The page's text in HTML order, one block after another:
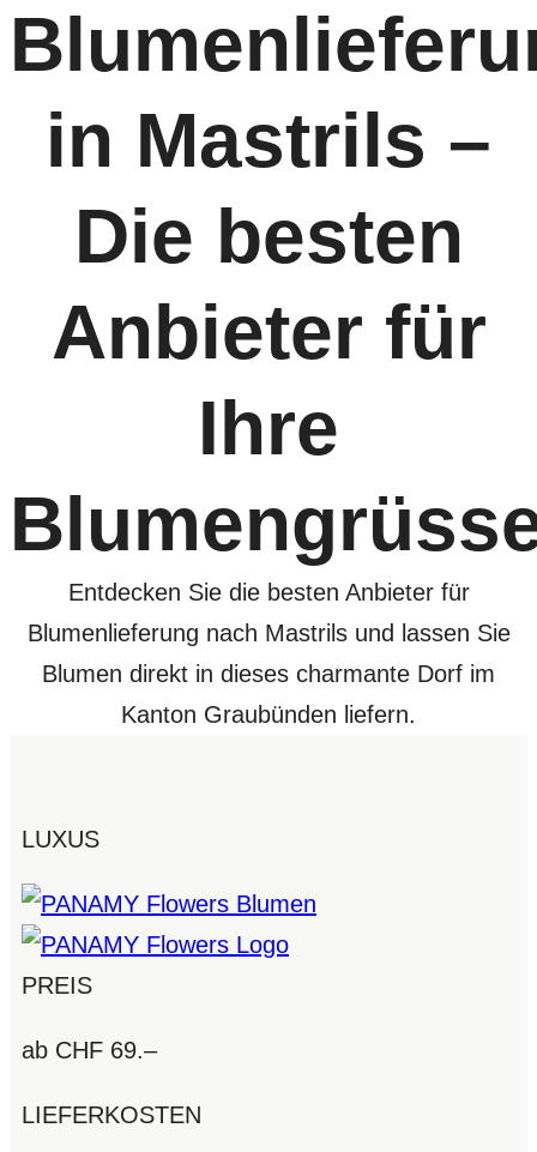
in Mastrils –
Die besten
Anbieter für
Ihre
Entdecken Sie die besten Anbieter für
Blumenlieferung nach Mastrils und lassen Sie
Blumen direkt in dieses charmante Dorf im
Kanton Graubünden liefern.
LUXUS
PREIS
ab CHF 69.–
LIEFERKOSTEN